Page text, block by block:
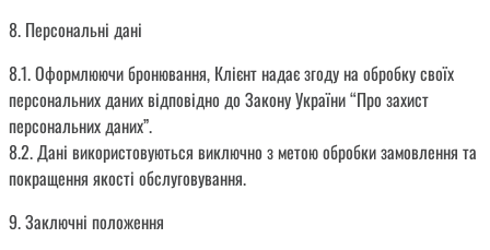
8. Персональні дані
8.1. Оформлюючи бронювання, Клієнт надає згоду на обробку своїх
персональних даних відповідно до Закону України “Про захист
персональних даних”.
8.2. Дані використовуються виключно з метою обробки замовлення та
покращення якості обслуговування.
9. Заключні положення